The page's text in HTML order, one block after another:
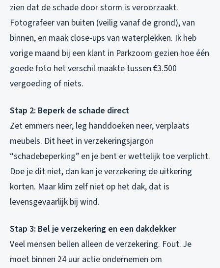
zien dat de schade door storm is veroorzaakt.
Fotografeer van buiten (veilig vanaf de grond), van
binnen, en maak close-ups van waterplekken. Ik heb
vorige maand bij een klant in Parkzoom gezien hoe één
goede foto het verschil maakte tussen €3.500
vergoeding of niets.
Stap 2: Beperk de schade direct
Zet emmers neer, leg handdoeken neer, verplaats
meubels. Dit heet in verzekeringsjargon
“schadebeperking” en je bent er wettelijk toe verplicht.
Doe je dit niet, dan kan je verzekering de uitkering
korten. Maar klim zelf niet op het dak, dat is
levensgevaarlijk bij wind.
Stap 3: Bel je verzekering en een dakdekker
Veel mensen bellen alleen de verzekering. Fout. Je
moet binnen 24 uur actie ondernemen om